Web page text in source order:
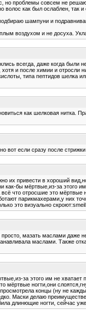
проблемы совсем не
как был ослаблен,
шампуни и
воздухом и не досуха.
всегда, даже когда
и после химии и
типа пептидов шелка
как шелковая нитка.
вот если сразу после
привести в хороший
бы мёртвые,из-за этого
что отросшие это
парикмахерами,у них
это визуально скроют:smeil:
мазать маслами
маслами. Также
за этого им не
мёртвые ногти,они
концы (ну не
Маски делаю
длинющие ногти, сейчас уже